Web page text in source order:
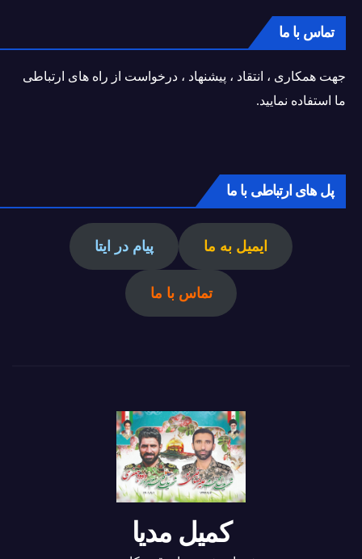
تماس با ما
جهت همکاری ، انتقاد ، پیشنهاد ، درخواست از راه های ارتباطی
ما استفاده نمایید.
پل های ارتباطی با ما
ایمیل به ما پیام در ایتا
تماس با ما
کمیل مدیا